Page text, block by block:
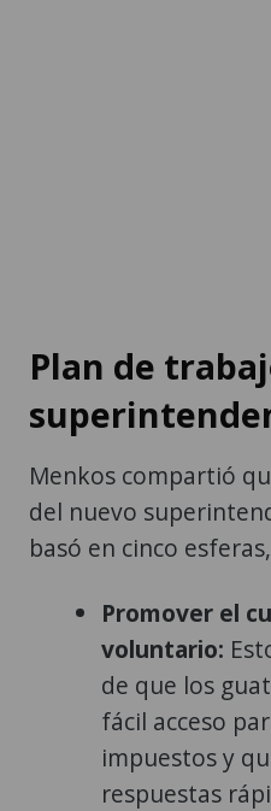
Plan de
Menkos compartió
del nuevo
basó en cinco
Promover el
voluntario:
de que los
fácil acceso
impuestos y
respuestas